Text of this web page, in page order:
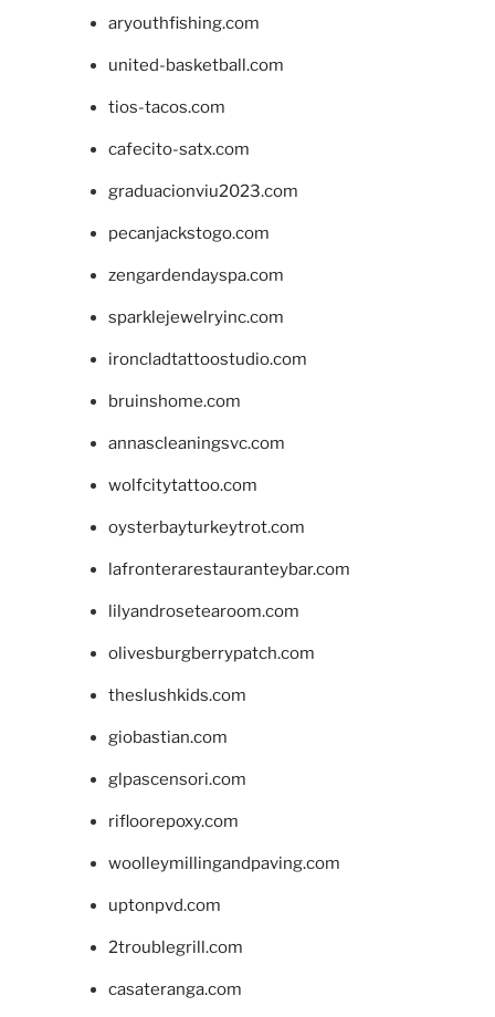
aryouthfishing.com
united-basketball.com
tios-tacos.com
cafecito-satx.com
graduacionviu2023.com
pecanjackstogo.com
zengardendayspa.com
sparklejewelryinc.com
ironcladtattoostudio.com
bruinshome.com
annascleaningsvc.com
wolfcitytattoo.com
oysterbayturkeytrot.com
lafronterarestauranteybar.com
lilyandrosetearoom.com
olivesburgberrypatch.com
theslushkids.com
giobastian.com
glpascensori.com
rifloorepoxy.com
woolleymillingandpaving.com
uptonpvd.com
2troublegrill.com
casateranga.com